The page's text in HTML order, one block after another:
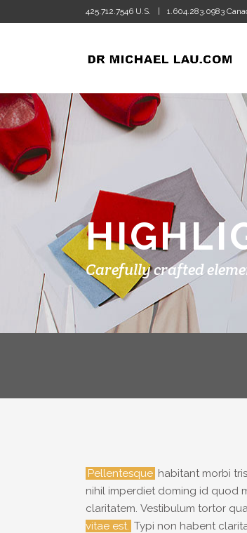
425.712.7546 U.S. 1.604.283.0983
Carefully crafted
Pellentesque habitant morbi
nihil imperdiet doming id quod
claritatem. Vestibulum tortor
vitae est. Typi non habent